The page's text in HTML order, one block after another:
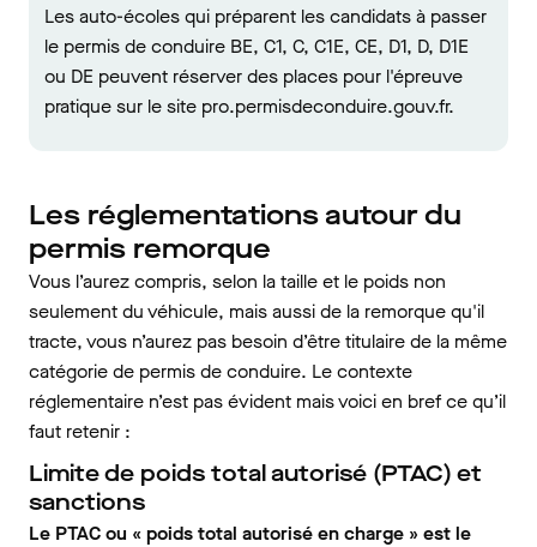
Les auto-écoles qui préparent les candidats à passer
le permis de conduire BE, C1, C, C1E, CE, D1, D, D1E
ou DE peuvent réserver des places pour l'épreuve
pratique sur le site pro.permisdeconduire.gouv.fr.
Les réglementations autour du
permis remorque
Vous l’aurez compris, selon la taille et le poids non
seulement du véhicule, mais aussi de la remorque qu'il
tracte, vous n’aurez pas besoin d’être titulaire de la même
catégorie de permis de conduire. Le contexte
réglementaire n’est pas évident mais voici en bref ce qu’il
faut retenir :
Limite de poids total autorisé (PTAC) et
sanctions
Le PTAC ou « poids total autorisé en charge » est le